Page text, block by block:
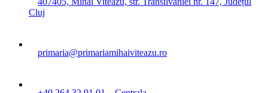
Cluj
primaria@primariamihaiviteazu.ro